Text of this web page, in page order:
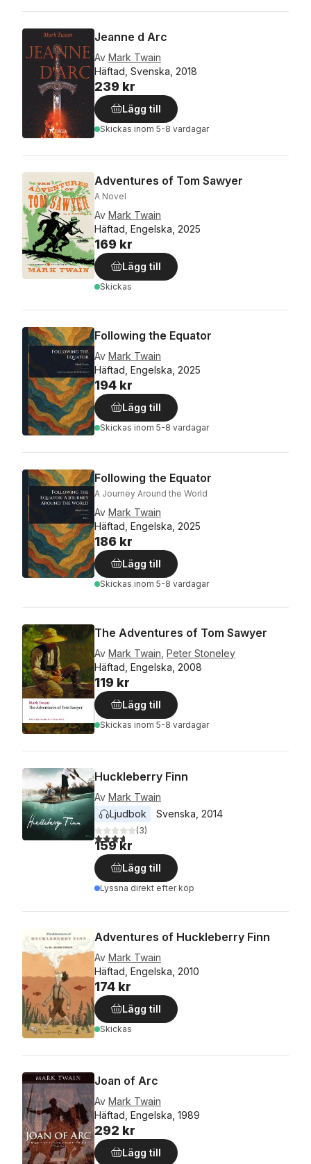
Jeanne d Arc
Av Mark Twain
Häftad, Svenska, 2018
239 kr
Lägg till
Skickas inom 5-8 vardagar
Adventures of Tom Sawyer
A Novel
Av Mark Twain
Häftad, Engelska, 2025
169 kr
Lägg till
Skickas
Following the Equator
Av Mark Twain
Häftad, Engelska, 2025
194 kr
Lägg till
Skickas inom 5-8 vardagar
Following the Equator
A Journey Around the World
Av Mark Twain
Häftad, Engelska, 2025
186 kr
Lägg till
Skickas inom 5-8 vardagar
The Adventures of Tom Sawyer
Av Mark Twain Peter Stoneley
Häftad, Engelska, 2008
119 kr
Lägg till
Skickas inom 5-8 vardagar
Huckleberry Finn
Av Mark Twain
Ljudbok
Svenska 2014
3,7utav 5 stjärnor. Totalt antal röster:
(3)
159 kr
Lägg till
Lyssna direkt efter köp
Adventures of Huckleberry Finn
Av Mark Twain
Häftad, Engelska, 2010
174 kr
Lägg till
Skickas
Joan of Arc
Av Mark Twain
Häftad, Engelska, 1989
292 kr
Lägg till